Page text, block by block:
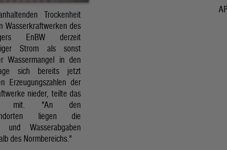
Trockenheit
Wasserkraftwerken des
EnBW derzeit
Strom als sonst
Wassermangel in den
sich bereits jetzt
Erzeugungszahlen der
nieder, teilte das
mit. "An den
liegen die
und Wasserabgaben
des Normbereichs."